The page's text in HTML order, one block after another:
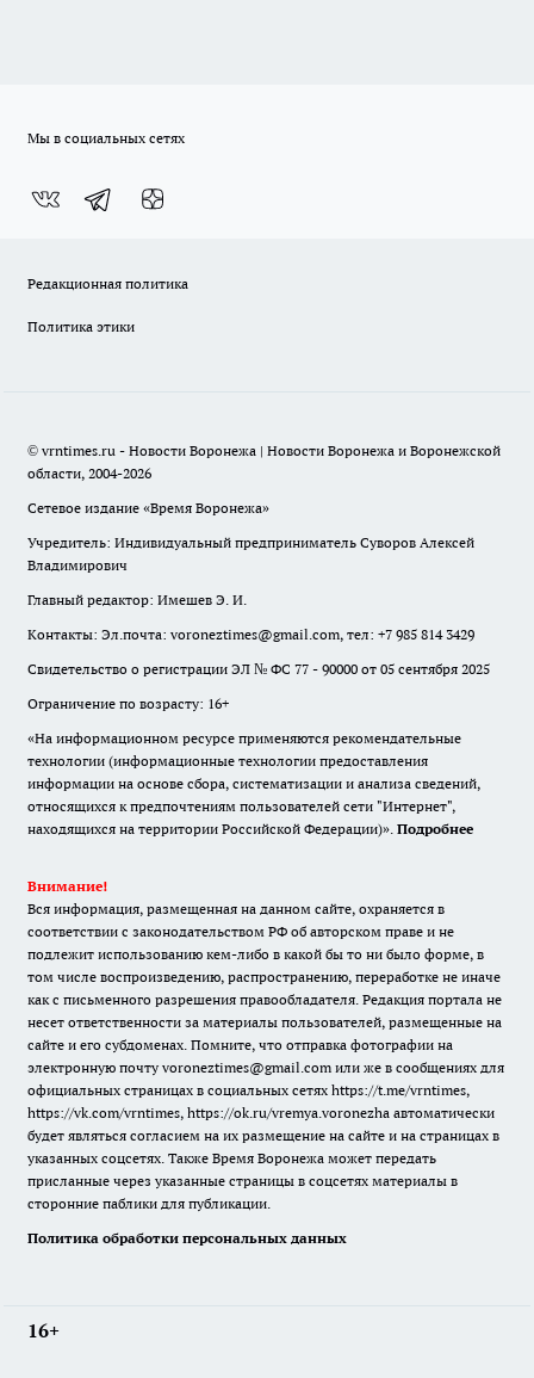
Мы в социальных сетях
Редакционная политика
Политика этики
© vrntimes.ru - Новости Воронежа | Новости Воронежа и Воронежской
области, 2004-2026
Сетевое издание «Время Воронежа»
Учредитель: Индивидуальный предприниматель Суворов Алексей
Владимирович
Главный редактор: Имешев Э. И.
Контакты: Эл.почта: voroneztimes@gmail.com, тел: +7 985 814 3429
Свидетельство о регистрации ЭЛ № ФС 77 - 90000 от 05 сентября 2025
Ограничение по возрасту: 16+
«На информационном ресурсе применяются рекомендательные
технологии (информационные технологии предоставления
информации на основе сбора, систематизации и анализа сведений,
относящихся к предпочтениям пользователей сети "Интернет",
находящихся на территории Российской Федерации)». Подробнее
Внимание!
Вся информация, размещенная на данном сайте, охраняется в
соответствии с законодательством РФ об авторском праве и не
подлежит использованию кем-либо в какой бы то ни было форме, в
том числе воспроизведению, распространению, переработке не иначе
как с письменного разрешения правообладателя. Редакция портала не
несет ответственности за материалы пользователей, размещенные на
сайте и его субдоменах. Помните, что отправка фотографии на
электронную почту voroneztimes@gmail.com или же в сообщениях для
официальных страницах в социальных сетях https://t.me/vrntimes,
https://vk.com/vrntimes, https://ok.ru/vremya.voronezha автоматически
будет являться согласием на их размещение на сайте и на страницах в
указанных соцсетях. Также Время Воронежа может передать
присланные через указанные страницы в соцсетях материалы в
сторонние паблики для публикации.
Политика обработки персональных данных
16+